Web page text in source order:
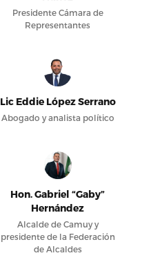
Presidente Cámara de
Representantes
Lic Eddie López Serrano
Abogado y analista político
Hon. Gabriel “Gaby”
Hernández
Alcalde de Camuy y
presidente de la Federación
de Alcaldes